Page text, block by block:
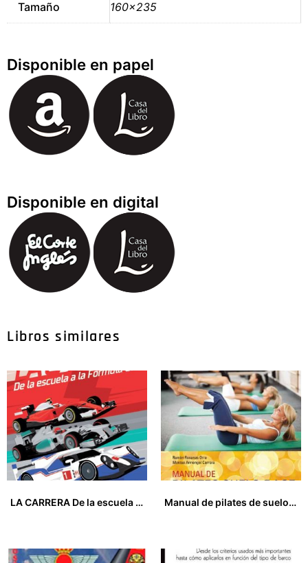
Tamaño 160×235
Disponible en papel
Disponible en digital
Libros similares
LA CARRERA De la escuela a la Fórmula Uno
Manual de pilates de suelo BASE Vol. 1